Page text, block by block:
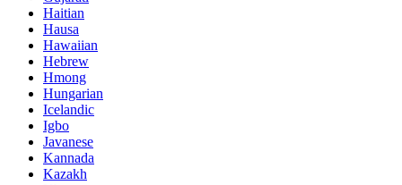
Haitian
Hausa
Hawaiian
Hebrew
Hmong
Hungarian
Icelandic
Igbo
Javanese
Kannada
Kazakh